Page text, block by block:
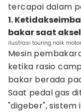
tercapai dalam
1.
bakar saat
ilustrasi touring naik
Mesin
ketika rasio
bakar berada
Saat pedal gas
"digeber",